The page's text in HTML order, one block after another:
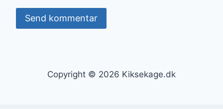
Copyright © 2026 Kiksekage.dk